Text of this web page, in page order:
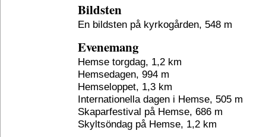
Bildsten
En bildsten på kyrkogården, 548 m
Evenemang
Hemse torgdag, 1,2 km
Hemsedagen, 994 m
Hemseloppet, 1,3 km
Internationella dagen i Hemse, 505 m
Skaparfestival på Hemse, 686 m
Skyltsöndag på Hemse, 1,2 km